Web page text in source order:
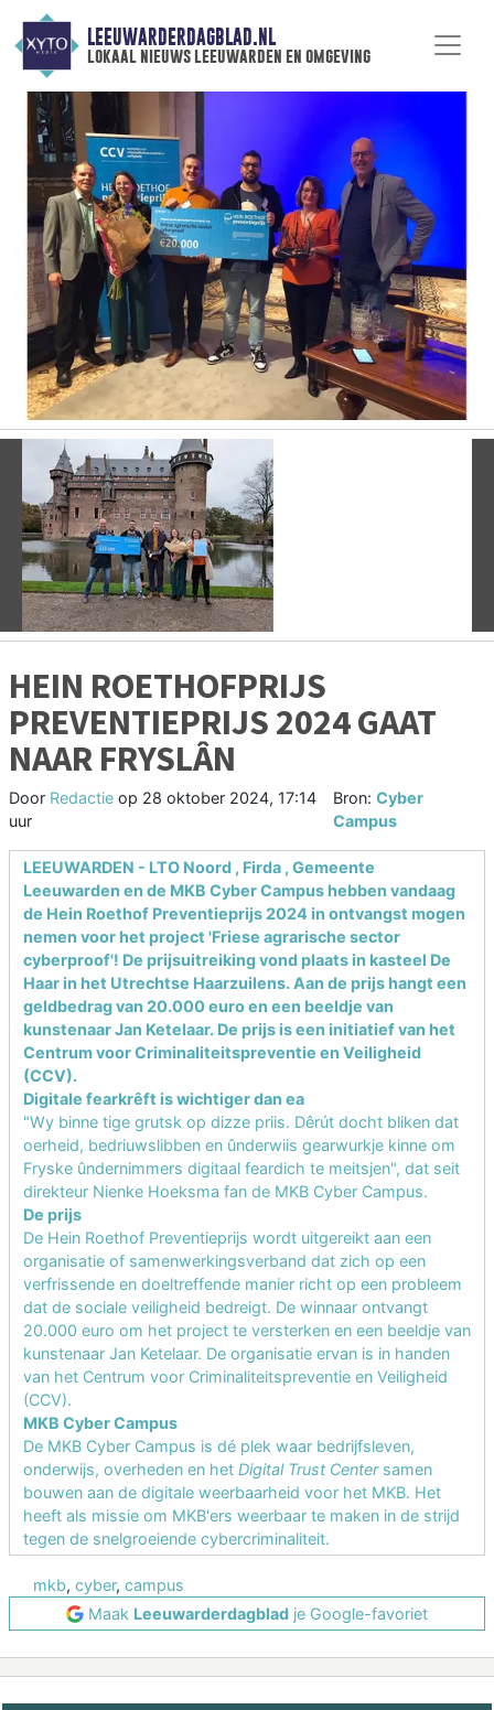
LEEUWARDERDAGBLAD.NL
lokaal nieuws leeuwarden en omgeving
Vorige
HEIN ROETHOFPRIJS
PREVENTIEPRIJS 2024 GAAT
NAAR FRYSLÂN
Door Redactie op 28 oktober 2024, 17:14
uur
Bron: Cyber
Campus
LEEUWARDEN - LTO Noord , Firda , Gemeente
Leeuwarden en de MKB Cyber Campushebben vandaag
de Hein Roethof Preventieprijs 2024 in ontvangst mogen
nemen voor het project 'Friese agrarische sector
cyberproof'! De prijsuitreiking vond plaats in kasteel De
Haar in het Utrechtse Haarzuilens. Aan de prijs hangt een
geldbedrag van 20.000 euro en een beeldje van
kunstenaar Jan Ketelaar. De prijs is een initiatief van het
Centrum voor Criminaliteitspreventie en Veiligheid
(CCV).
Digitale fearkrêft is wichtiger dan ea
"Wy binne tige grutsk op dizze priis. Dêrút docht bliken dat
oerheid, bedriuwslibben en ûnderwiis gearwurkje kinne om
Fryske ûndernimmers digitaal feardich te meitsjen", dat seit
direkteur Nienke Hoeksma fan de MKB Cyber Campus.
De prijs
De Hein Roethof Preventieprijs wordt uitgereikt aan een
organisatie of samenwerkingsverband dat zich op een
verfrissende en doeltreffende manier richt op een probleem
dat de sociale veiligheid bedreigt. De winnaar ontvangt
20.000 euro om het project te versterken en een beeldje van
kunstenaar Jan Ketelaar. De organisatie ervan is in handen
van het Centrum voor Criminaliteitspreventie en Veiligheid
(CCV).
MKB Cyber Campus
De MKB Cyber Campus is dé plek waar bedrijfsleven,
onderwijs, overheden en het Digital Trust Center samen
bouwen aan de digitale weerbaarheid voor het MKB. Het
heeft als missie om MKB'ers weerbaar te maken in de strijd
tegen de snelgroeiende cybercriminaliteit.
mkb, cyber, campus
Maak Leeuwarderdagblad je Google-favoriet